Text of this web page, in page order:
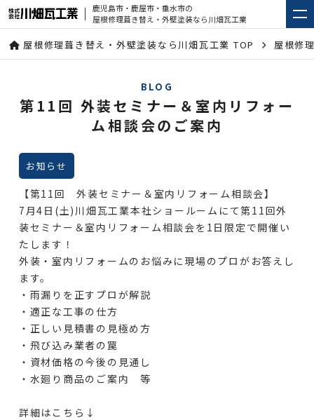
鹿児島市・鹿屋市・垂水市の
屋根修理葺き替え・外壁塗装なら川畑瓦工業
屋根修理葺き替え・外壁塗装なら川畑瓦工業 TOP 屋根修
BLOG
第11回 外装セミナー＆室内リフォー
ム相談会のご案内
お知らせ
【第11回 外装セミナー＆室内リフォーム相談会】
7月4日(土)川畑瓦工業本社ショールームにて第11回外
装セミナー＆室内リフォーム相談会を1日限定で開催い
たします！
外装・室内リフォームのお悩みに現場のプロがお答えし
ます。
・雨漏りを正すプロが解説
・適正な工事の仕方
・正しい見積書の見極め方
・飛び込み業者の罠
・資材価格の今後の見通し
・水廻り商品のご案内 等
詳細はこちら↓